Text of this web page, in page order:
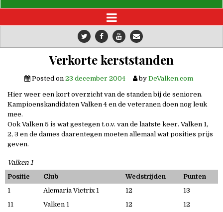
Verkorte kerststanden
Posted on 23 december 2004 by DeValken.com
Hier weer een kort overzicht van de standen bij de senioren.
Kampioenskandidaten Valken 4 en de veteranen doen nog leuk
mee.
Ook Valken 5 is wat gestegen t.o.v. van de laatste keer. Valken 1,
2, 3 en de dames daarentegen moeten allemaal wat posities prijs
geven.
Valken 1
Positie
Club Wedstrijden
Punten
1
Alcmaria Victrix 1 12
13
11
Valken 1 12
12